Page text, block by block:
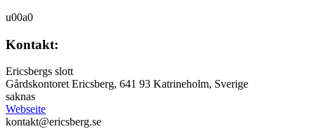
u00a0
Kontakt:
Ericsbergs slott
Gårdskontoret Ericsberg, 641 93 Katrineholm, Sverige
saknas
Webseite
kontakt@ericsberg.se